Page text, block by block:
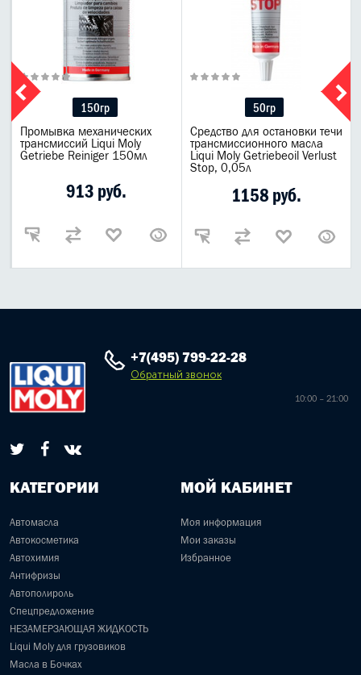
150гр
Промывка механических
трансмиссий Liqui Moly
Getriebe Reiniger 150мл
913 руб.
50гр
Средство для остановки течи
трансмиссионного масла
Liqui Moly Getriebeoil Verlust
Stop, 0,05л
1158 руб.
+7(495) 799-22-28
Обратный звонок
10:00 – 21:00
КАТЕГОРИИ
Автомасла
Автокосметика
Автохимия
Антифризы
Автополироль
Спецпредложение
НЕЗАМЕРЗАЮЩАЯ ЖИДКОСТЬ
Liqui Moly для грузовиков
Масла в Бочках
МОЙ КАБИНЕТ
Моя информация
Мои заказы
Избранное